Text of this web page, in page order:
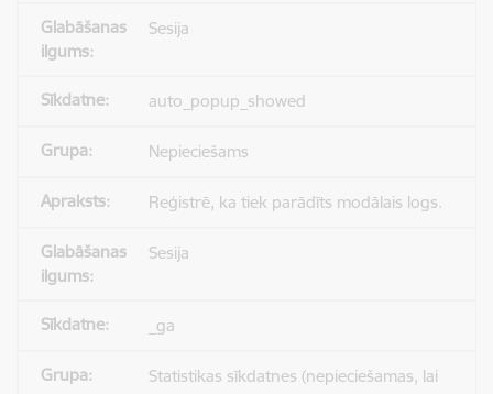
Sesija
auto_popup_showed
Nepieciešams
Reģistrē, ka tiek parādīts modālais logs.
Sesija
_ga
Statistikas sīkdatnes (nepieciešamas, lai